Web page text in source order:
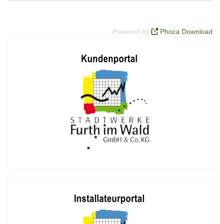
Powered by Phoca Download